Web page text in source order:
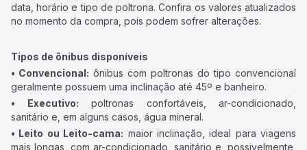
data, horário e tipo de poltrona. Confira os valores atualizados
no momento da compra, pois podem sofrer alterações.
Tipos de ônibus disponíveis
• Convencional: ônibus com poltronas do tipo convencional
geralmente possuem uma inclinação até 45º e banheiro.
• Executivo: poltronas confortáveis, ar-condicionado,
sanitário e, em alguns casos, água mineral.
• Leito ou Leito-cama: maior inclinação, ideal para viagens
mais longas, com ar-condicionado, sanitário e, possivelmente,